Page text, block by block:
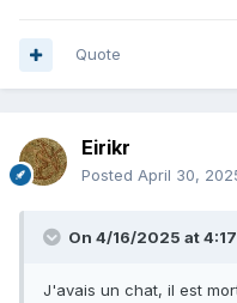
Quote
Eirikr
Posted April 30,
On 4/16/2025 at 4:17
J'avais un chat, il est